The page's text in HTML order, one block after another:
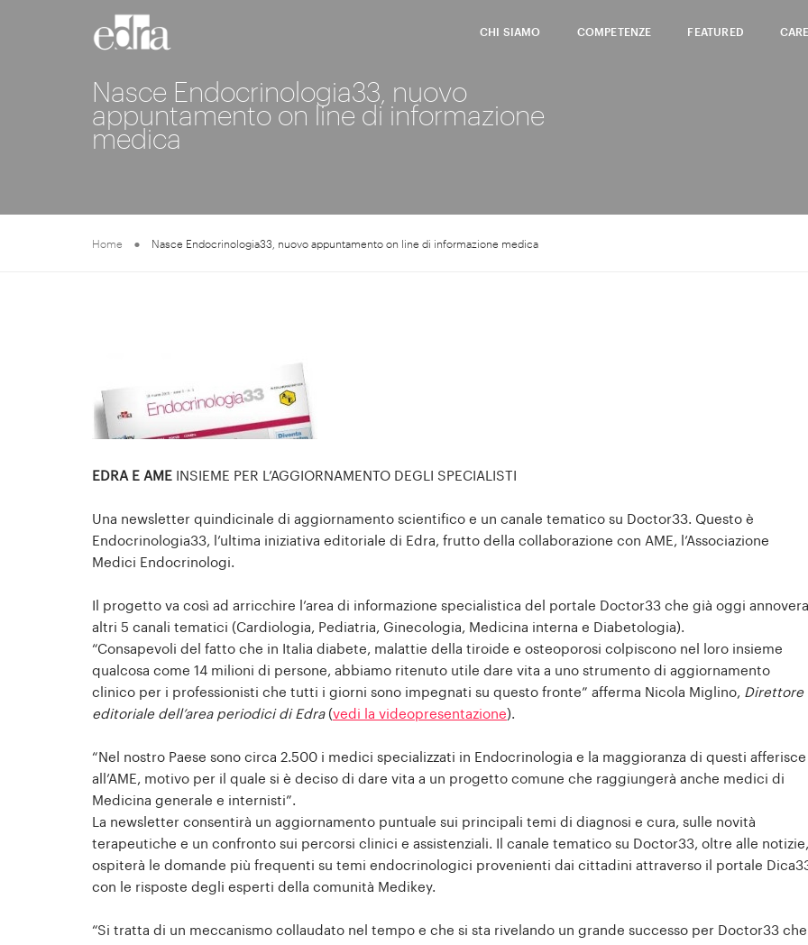
CHI SIAMO COMPETENZE FEATURED
Nasce Endocrinologia33, nuovo
appuntamento on line di informazione
medica
Home Nasce Endocrinologia33, nuovo appuntamento on line di informazione medica
EDRA E AME INSIEME PER L’AGGIORNAMENTO DEGLI SPECIALISTI
Una newsletter quindicinale di aggiornamento scientifico e un canale tematico su Doctor33. Questo è
Endocrinologia33, l’ultima iniziativa editoriale di Edra, frutto della collaborazione con AME, l’Associazione
Medici Endocrinologi.
Il progetto va così ad arricchire l’area di informazione specialistica del portale Doctor33 che già oggi annovera
altri 5 canali tematici (Cardiologia, Pediatria, Ginecologia, Medicina interna e Diabetologia).
“Consapevoli del fatto che in Italia diabete, malattie della tiroide e osteoporosi colpiscono nel loro insieme
qualcosa come 14 milioni di persone, abbiamo ritenuto utile dare vita a uno strumento di aggiornamento
clinico per i professionisti che tutti i giorni sono impegnati su questo fronte” afferma Nicola Miglino, Direttore
editoriale dell’area periodici di Edra(vedi la videopresentazione).
“Nel nostro Paese sono circa 2.500 i medici specializzati in Endocrinologia e la maggioranza di questi afferisce
all’AME, motivo per il quale si è deciso di dare vita a un progetto comune che raggiungerà anche medici di
Medicina generale e internisti”.
La newsletter consentirà un aggiornamento puntuale sui principali temi di diagnosi e cura, sulle novità
terapeutiche e un confronto sui percorsi clinici e assistenziali. Il canale tematico su Doctor33, oltre alle notizie,
ospiterà le domande più frequenti su temi endocrinologici provenienti dai cittadini attraverso il portale
con le risposte degli esperti della comunità Medikey.
“Si tratta di un meccanismo collaudato nel tempo e che si sta rivelando un grande successo per Doctor33 che